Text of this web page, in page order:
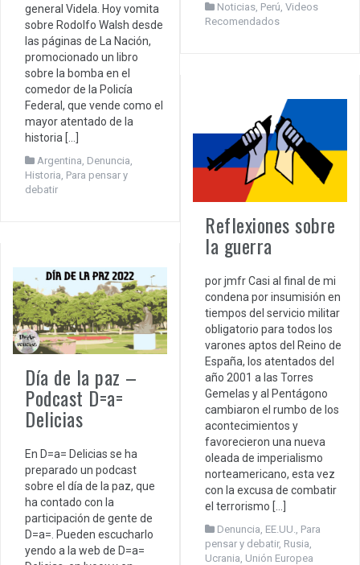
Noticias, Perú, Videos
Recomendados
general Videla. Hoy vomita
sobre Rodolfo Walsh desde
las páginas de La Nación,
promocionado un libro
sobre la bomba en el
comedor de la Policía
Federal, que vende como el
mayor atentado de la
historia […]
Argentina, Denuncia,
Historia, Para pensar y
debatir
Reflexiones sobre
la guerra
por jmfr Casi al final de mi
condena por insumisión en
tiempos del servicio militar
obligatorio para todos los
varones aptos del Reino de
España, los atentados del
año 2001 a las Torres
Gemelas y al Pentágono
cambiaron el rumbo de los
acontecimientos y
favorecieron una nueva
oleada de imperialismo
norteamericano, esta vez
con la excusa de combatir
el terrorismo […]
Denuncia EE.UU.
Para
pensar y debatir, Rusia
Ucrania Unión Europea
Día de la paz –
Podcast D=a=
Delicias
En D=a= Delicias se ha
preparado un podcast
sobre el día de la paz, que
ha contado con la
participación de gente de
D=a=. Pueden escucharlo
yendo a la web de D=a=